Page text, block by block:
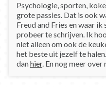
Psychologie, sporten,
grote passies. Dat is ook
Freud and Fries en waar
probeer te schrijven. Ik
niet alleen om ook de
het beste uit jezelf te
danhier. En nog meer over